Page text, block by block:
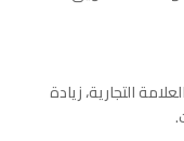
التجارية، زيادة